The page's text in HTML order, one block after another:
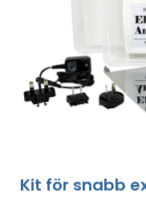
Kit för snabb